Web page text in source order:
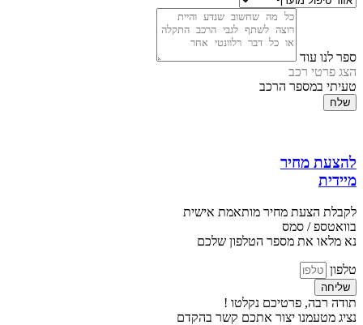
ספר לנו עוד
הצג פרטי רכב
טעיתי במספר הרכב
שלח
להצעת מחיר
מיידית
לקבלת הצעת מחיר מותאמת אישית
בוואטספ / סמס
נא מלאו את מספר הטלפון שלכם
טלפון
שליחה
תודה רבה, פרטיכם נקלטו !
נציג מטעמנו יצור אתכם קשר בהקדם